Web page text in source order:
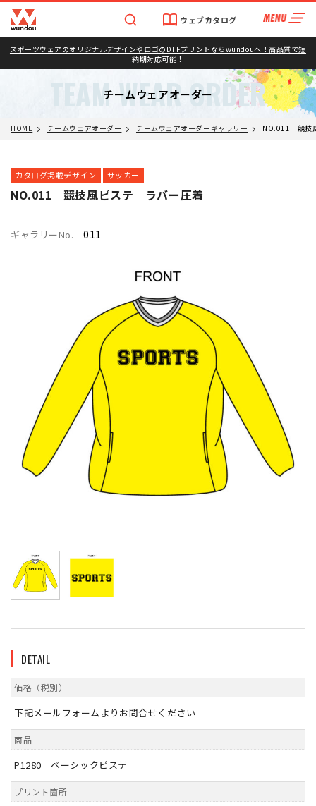
スポーツウェアのオリジナルデザインやロゴのDTFプリントならwundouへ！高品質で短
納期対応可能！
ウェブカタログ
チームウェアオーダー
TEAM WEAR ORDER
HOME チームウェアオーダー チームウェアオーダーギャラリー NO.011 競技
カタログ掲載デザイン サッカー
NO.011 競技風ピステ ラバー圧着
ギャラリーNo. 011
DETAIL
価格（税別）
下記メールフォームよりお問合せください
商品
P1280 ベーシックピステ
プリント箇所